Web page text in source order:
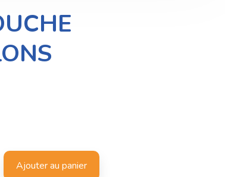
Ajouter au panier